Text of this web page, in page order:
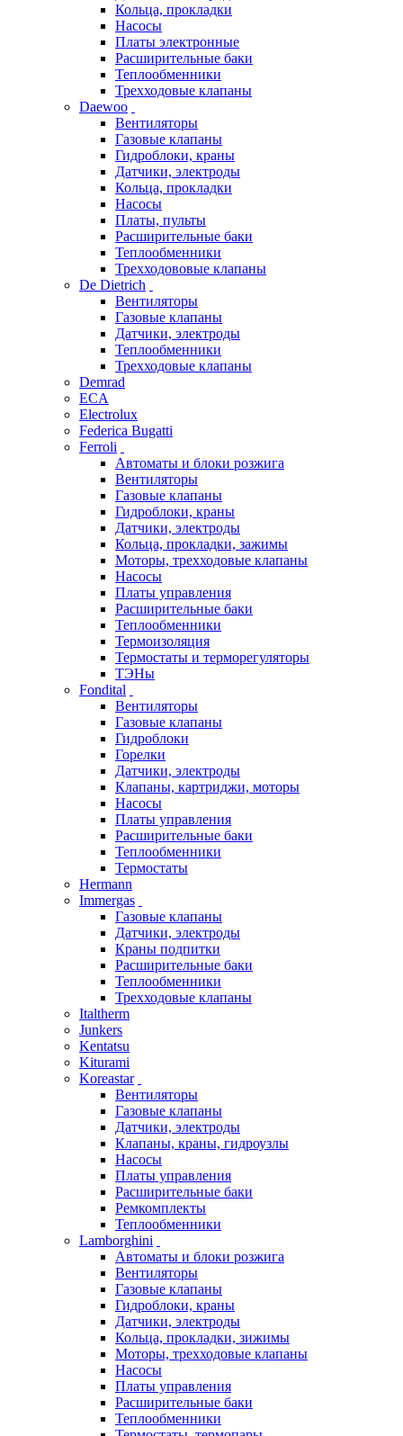
Кольца, прокладки
Насосы
Платы электронные
Расширительные баки
Теплообменники
Трехходовые клапаны
Daewoo
Вентиляторы
Газовые клапаны
Гидроблоки, краны
Датчики, электроды
Кольца, прокладки
Насосы
Платы, пульты
Расширительные баки
Теплообменники
Трехходововые клапаны
De Dietrich
Вентиляторы
Газовые клапаны
Датчики, электроды
Теплообменники
Трехходовые клапаны
Demrad
ECA
Electrolux
Federica Bugatti
Ferroli
Автоматы и блоки розжига
Вентиляторы
Газовые клапаны
Гидроблоки, краны
Датчики, электроды
Кольца, прокладки, зажимы
Моторы, трехходовые клапаны
Насосы
Платы управления
Расширительные баки
Теплообменники
Термоизоляция
Термостаты и терморегуляторы
ТЭНы
Fondital
Вентиляторы
Газовые клапаны
Гидроблоки
Горелки
Датчики, электроды
Клапаны, картриджи, моторы
Насосы
Платы управления
Расширительные баки
Теплообменники
Термостаты
Hermann
Immergas
Газовые клапаны
Датчики, электроды
Краны подпитки
Расширительные баки
Теплообменники
Трехходовые клапаны
Italtherm
Junkers
Kentatsu
Kiturami
Koreastar
Вентиляторы
Газовые клапаны
Датчики, электроды
Клапаны, краны, гидроузлы
Насосы
Платы управления
Расширительные баки
Ремкомплекты
Теплообменники
Lamborghini
Автоматы и блоки розжига
Вентиляторы
Газовые клапаны
Гидроблоки, краны
Датчики, электроды
Кольца, прокладки, зижимы
Моторы, трехходовые клапаны
Насосы
Платы управления
Расширительные баки
Теплообменники